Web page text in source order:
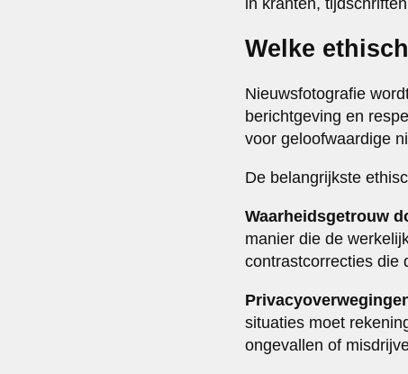
in kranten,
Welke
Nieuwsfotografie
berichtgeving en
voor geloofwaardige
De belangrijkste
Waarheidsgetrouw
manier die de
contrastcorrecties die
situaties moet
ongevallen of